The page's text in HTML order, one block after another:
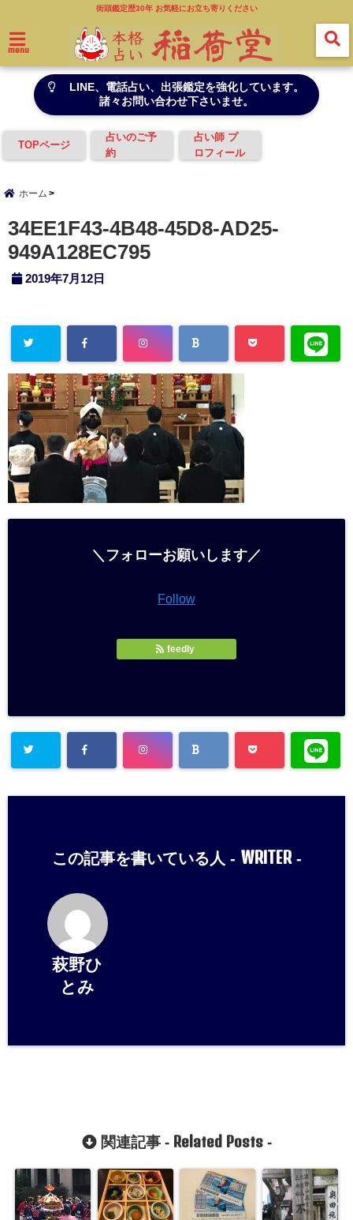
街頭鑑定歴30年 お気軽にお立ち寄りください
menu
LINE、電話占い、出張鑑定を強化しています。
諸々お問い合わせ下さいませ。
TOPページ
占いのご予
約
占い師 プ
ロフィール
ホーム
34EE1F43-4B48-45D8-AD25-
949A128EC795
2019年7月12日
＼フォローお願いします／
Follow
feedly
この記事を書いている人 - WRITER-
萩野ひ
とみ
関連記事 - Related Posts-